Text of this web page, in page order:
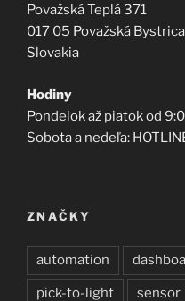
Považská Teplá 371
017 05 Považská Bystrica
Slovakia
Hodiny
Pondelok až piatok od
Sobota a nedeľa:
ZNAČKY
automation
pick-to-light sensor